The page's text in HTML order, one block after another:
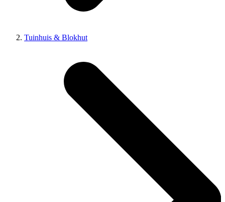
Tuinhuis & Blokhut